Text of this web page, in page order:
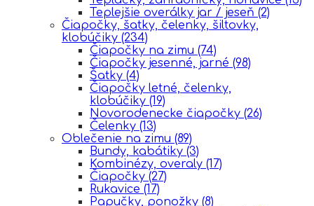
Teplejšie overálky jar / jeseň (2)
Čiapočky, šatky, čelenky, šiltovky,
klobúčiky (234)
Čiapočky na zimu (74)
Čiapočky jesenné, jarné (98)
Šatky (4)
Čiapočky letné, čelenky,
klobúčiky (19)
Novorodenecke čiapočky (26)
Čelenky (13)
Oblečenie na zimu (89)
Bundy, kabátiky (3)
Kombinézy, overaly (17)
Čiapočky (27)
Rukavice (17)
Papučky, ponožky (8)